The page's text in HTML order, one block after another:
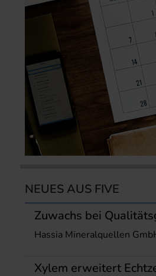
NEUES AUS FIVE
Zuwachs bei
Hassia Mineralquellen
Xylem erweitert